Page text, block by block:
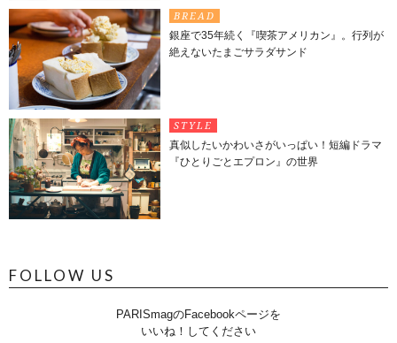
BREAD
銀座で35年続く『喫茶アメリカン』。行列が
絶えないたまごサラダサンド
STYLE
真似したいかわいさがいっぱい！短編ドラマ
『ひとりごとエプロン』の世界
FOLLOW US
PARISmagのFacebookページを
いいね！してください